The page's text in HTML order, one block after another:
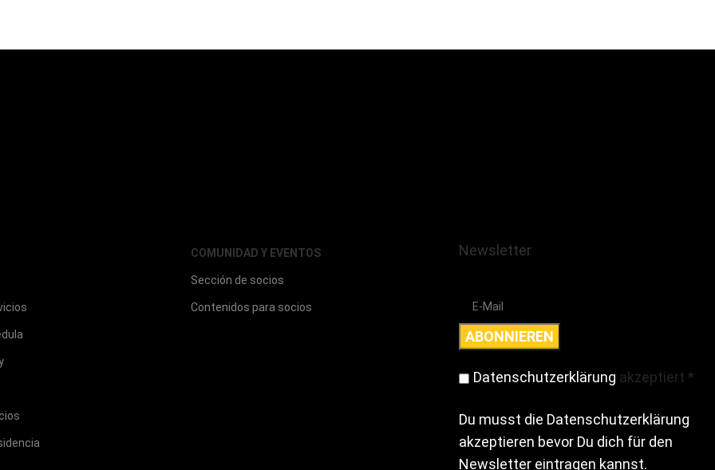
COMUNIDAD Y EVENTOS
Sección de socios
Contenidos para socios
Newsletter
Datenschutzerklärung akzeptiert *
Du musst die Datenschutzerklärung
akzeptieren bevor Du dich für den
Newsletter eintragen kannst.